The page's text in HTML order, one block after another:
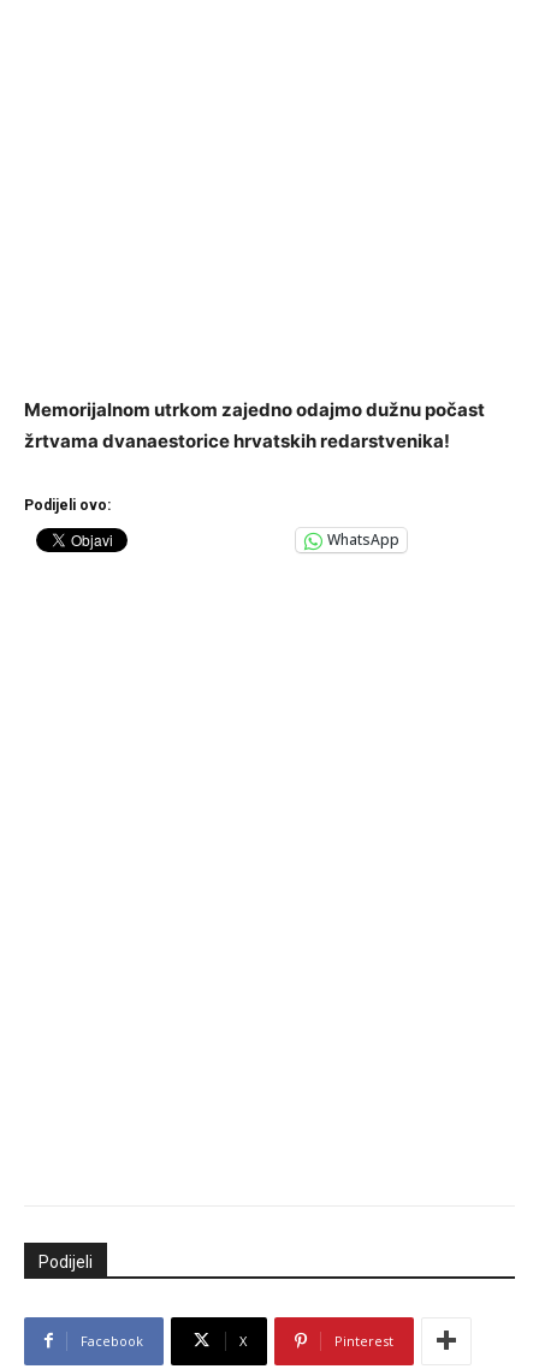
Memorijalnom utrkom zajedno odajmo dužnu počast
žrtvama dvanaestorice hrvatskih redarstvenika!
Podijeli ovo:
WhatsApp
Podijeli
Facebook X Pinterest